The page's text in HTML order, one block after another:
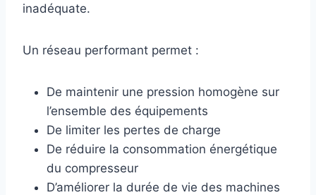
inadéquate.
Un réseau performant permet :
De maintenir une pression homogène sur
l’ensemble des équipements
De limiter les pertes de charge
De réduire la consommation énergétique
du compresseur
D’améliorer la durée de vie des machines